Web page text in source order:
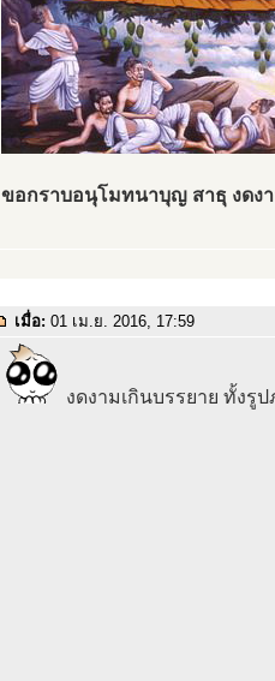
ขอกราบอนุโมทนาบุญ สาธุ งดง
เมื่อ: 01 เม.ย. 2016, 17:59
งดงามเกินบรรยาย ทั้งรู